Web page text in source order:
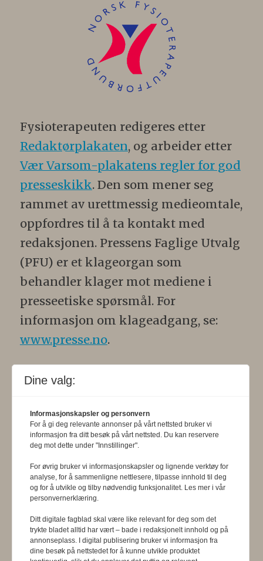
Fysioterapeuten redigeres etter
Redaktørplakaten, og arbeider etter
Vær Varsom-plakatens regler for god
presseskikk. Den som mener seg
rammet av urettmessig medieomtale,
oppfordres til å ta kontakt med
redaksjonen. Pressens Faglige Utvalg
(PFU) er et klageorgan som
behandler klager mot mediene i
presseetiske spørsmål. For
informasjon om klageadgang, se:
www.presse.no.
skal gjennom en saklig og fri
informasjons- og opinionsformidling
bidra til at fysioterapifaget utvikler
seg i samsvar med samfunnets og
befolkningens behov. Tidsskriftet skal
belyse fysioterapifaglige
organisasjons-, utdannings- og helse-
og sosialpolitiske forhold.
Dine valg:
Informasjonskapsler og personvern
For å gi deg relevante annonser på vårt nettsted bruker vi
informasjon fra ditt besøk på vårt nettsted. Du kan reservere
deg mot dette under "Innstillinger".
For øvrig bruker vi informasjonskapsler og lignende verktøy for
analyse, for å sammenligne nettlesere, tilpasse innhold til deg
og for å utvikle og tilby nødvendig funksjonalitet. Les mer i vår
personvernerklæring.
Ditt digitale fagblad skal være like relevant for deg som det
trykte bladet alltid har vært – bade i redaksjonelt innhold og på
annonseplass. I digital publisering bruker vi informasjon fra
dine besøk på nettstedet for å kunne utvikle produktet